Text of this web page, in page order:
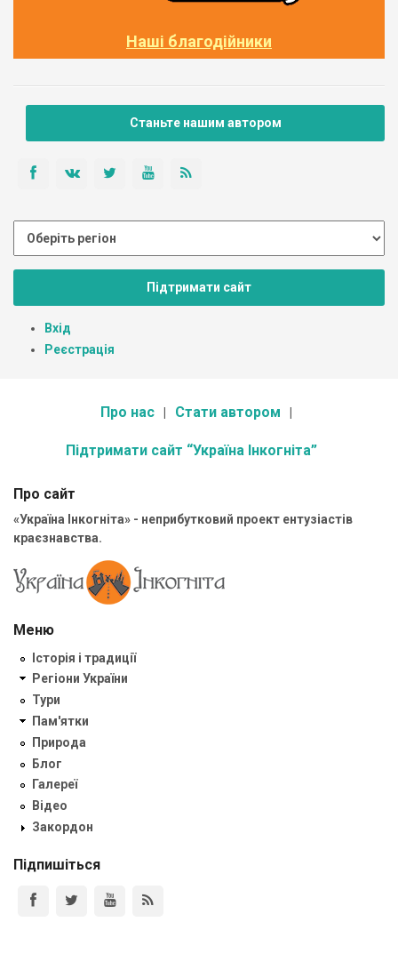
Наші благодійники
Станьте нашим автором
Підтримати сайт
Вхід
Реєстрація
Про нас Стати автором
Підтримати сайт “Україна Інкогніта”
Про сайт
«Україна Інкогніта» - неприбутковий проект ентузіастів
краєзнавства.
Меню
Історія і традиції
Регіони України
Тури
Пам'ятки
Природа
Блог
Галереї
Відео
Закордон
Підпишіться